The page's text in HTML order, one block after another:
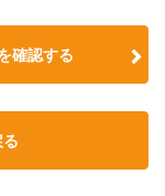
確認する